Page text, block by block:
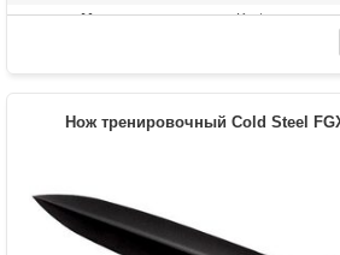
Материал рукоятки
Kraton
Нож тренировочный Cold Steel